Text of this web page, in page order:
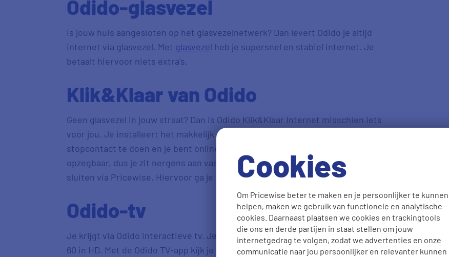
Cookies
Om Pricewise beter te maken en je persoonlijker te kunnen
helpen, maken we gebruik van functionele en analytische
cookies. Daarnaast plaatsen we cookies en trackingtools
die ons en derde partijen in staat stellen om jouw
internetgedrag te volgen, zodat we advertenties en onze
communicatie naar jou persoonlijker en relevanter kunnen
Odido-glasvezel
Is jouw huis aangesloten op het glasvezelnetwerk? Dan levert Odido je altijd
internet via glasvezel. Met glasvezel heb je supersnel en stabiel internet. Je
betaalt hiervoor niets extra’s.
Klik&Klaar van Odido
Geen glasvezel in jouw straat? Dan is Odido Klik&Klaar Internet misschien iets
voor jou. Je installeert het makkelijk zelf: je hoeft alleen de stekker in het
stopcontact te doen en je bent online. Bovendien is Klik&Klaar maandelijks
opzegbaar, dus je zit nergens aan vast. Let op: Klik&Klaar Internet is niet af te
sluiten via Pricewise. Hiervoor ga je rechtstreeks naar Odido.
Odido-tv
Je krijgt via Odido interactieve tv. Je ontvangt hiermee 65 zenders, waarvan
60 in HD. Met de Odido TV-app kijk je overal tv. Je kunt in onze vergelijker zelf